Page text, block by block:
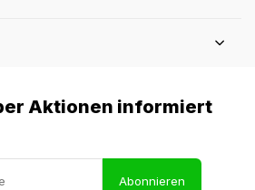
Aktionen informiert
Abonnieren